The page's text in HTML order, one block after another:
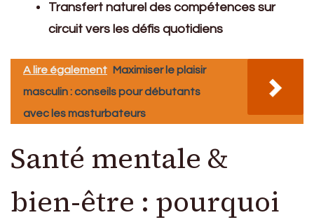
Transfert naturel des compétences sur
circuit vers les défis quotidiens
A lire également Maximiser le plaisir
masculin : conseils pour débutants
avec les masturbateurs
Santé mentale &
bien-être : pourquoi